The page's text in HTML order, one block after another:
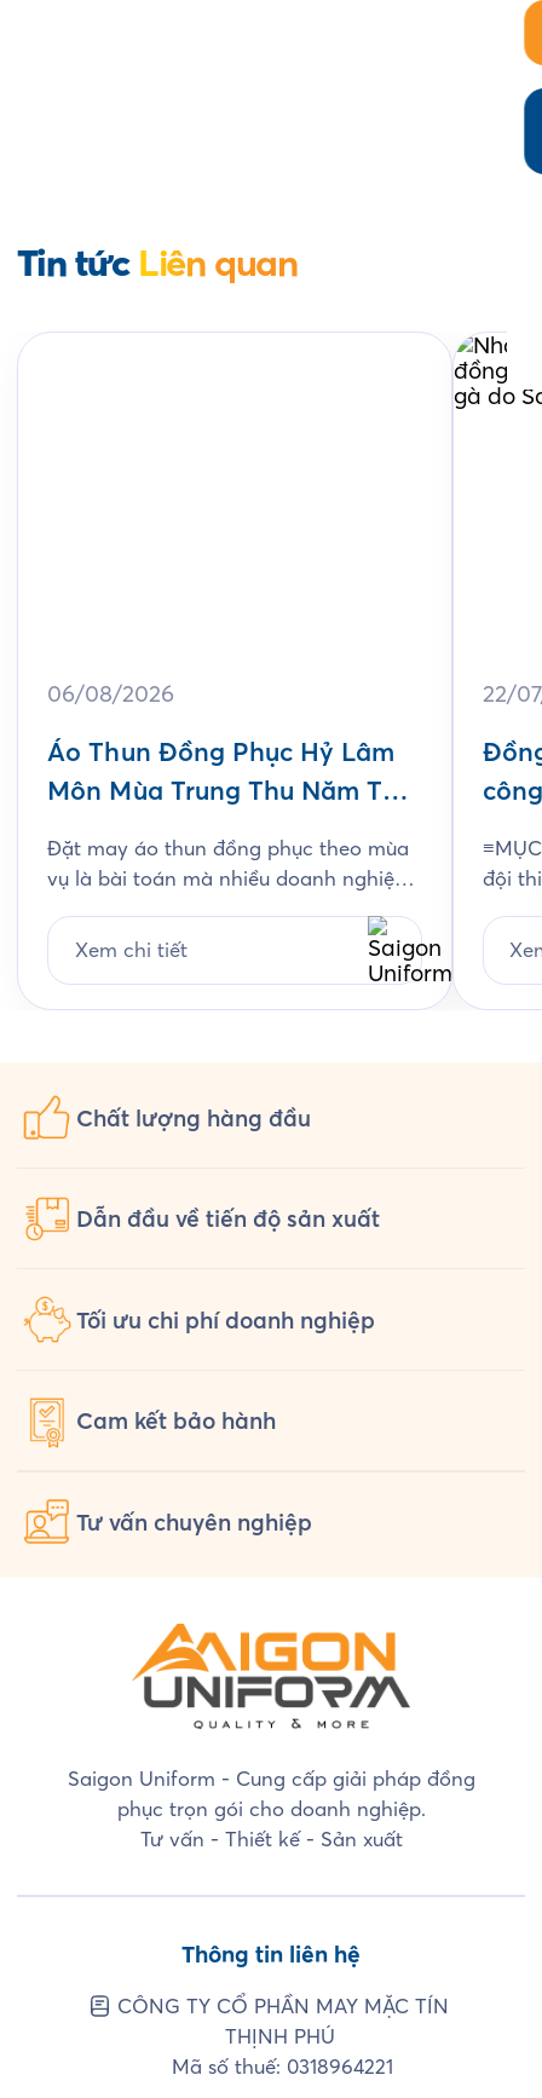
Tin tức Liên quan
06/08/2026
Áo Thun Đồng Phục Hỷ Lâm
Môn Mùa Trung Thu Năm Thứ
Đặt may áo thun đồng phục theo mùa
vụ là bài toán mà nhiều doanh nghiệp
Hỷ Lâm Môn cũng vậy. Cứ đến hẹn lại
lên, mỗi năm khi mùa bánh Trung Thu
Xem chi tiết
22/
đội
thiết
chi
Chất lượng hàng đầu
Dẫn đầu về tiến độ sản xuất
Tối ưu chi phí doanh nghiệp
Cam kết bảo hành
Tư vấn chuyên nghiệp
Saigon Uniform - Cung cấp giải pháp đồng
phục trọn gói cho doanh nghiệp.
Tư vấn - Thiết kế - Sản xuất
Thông tin liên hệ
CÔNG TY CỔ PHẦN MAY MẶC TÍN
THỊNH PHÚ
Mã số thuế: 0318964221